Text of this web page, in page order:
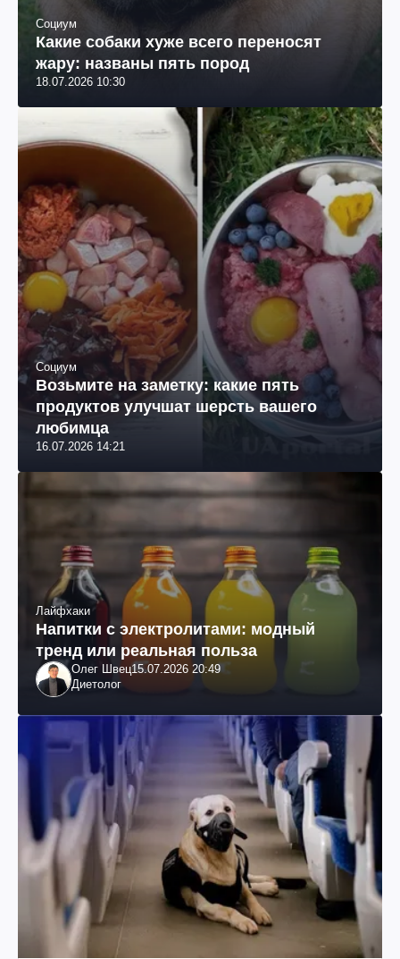
Социум
Какие собаки хуже всего переносят
жару: названы пять пород
18.07.2026 10:30
Социум
Возьмите на заметку: какие пять
продуктов улучшат шерсть вашего
любимца
16.07.2026 14:21
Лайфхаки
Напитки с электролитами: модный
тренд или реальная польза
Олег Швец15.07.2026 20:49
Диетолог